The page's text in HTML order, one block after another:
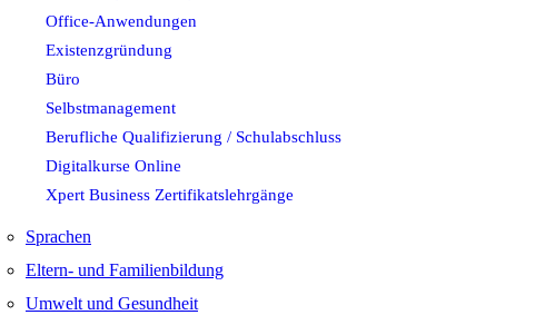
Office-Anwendungen
Existenzgründung
Büro
Selbstmanagement
Berufliche Qualifizierung / Schulabschluss
Digitalkurse Online
Xpert Business Zertifikatslehrgänge
Sprachen
Eltern- und Familienbildung
Umwelt und Gesundheit